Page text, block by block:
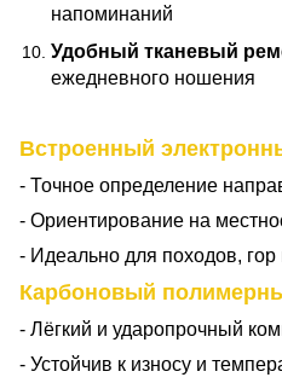
напоминаний
Удобный тканевый
ежедневного ношения
Встроенный
- Точное определение
- Ориентирование на
- Идеально для походов, гор
Карбоновый
- Лёгкий и ударопрочный
- Устойчив к износу и